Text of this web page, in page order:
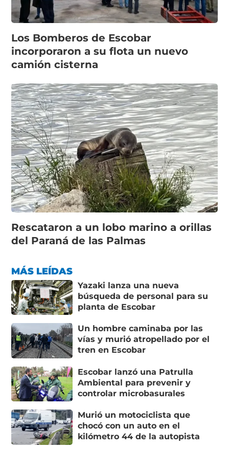
Los Bomberos de Escobar
incorporaron a su flota un nuevo
camión cisterna
Rescataron a un lobo marino a orillas
del Paraná de las Palmas
MÁS LEÍDAS
Yazaki lanza una nueva
búsqueda de personal para su
planta de Escobar
Un hombre caminaba por las
vías y murió atropellado por el
tren en Escobar
Escobar lanzó una Patrulla
Ambiental para prevenir y
controlar microbasurales
Murió un motociclista que
chocó con un auto en el
kilómetro 44 de la autopista